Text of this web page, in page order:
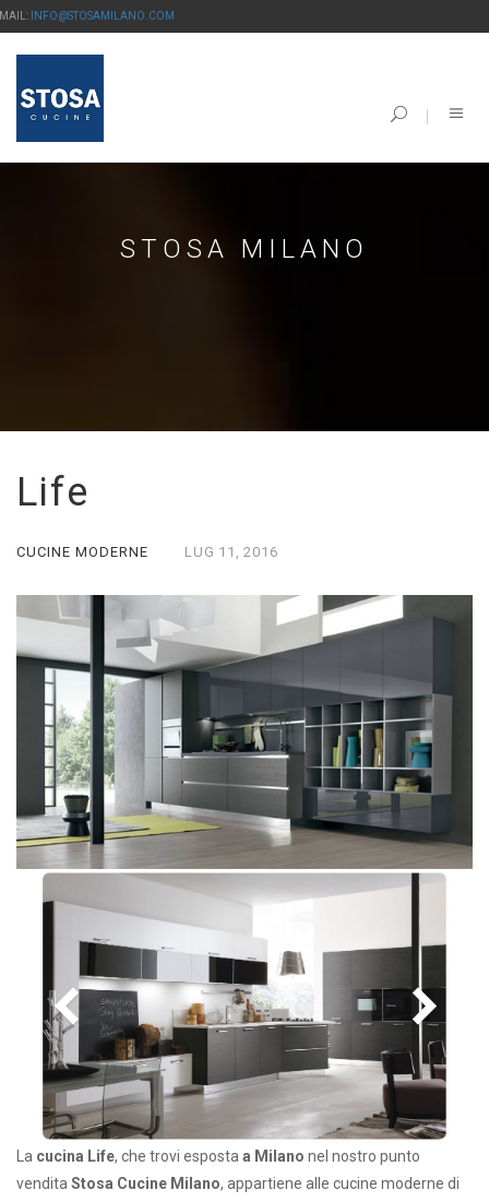
INFO@STOSAMILANO.COM
STOSA MILANO
Life
CUCINE MODERNE LUG 11, 2016
La cucina Life, che trovi esposta a Milano nel nostro punto
vendita Stosa Cucine Milano, appartiene alle cucine moderne di